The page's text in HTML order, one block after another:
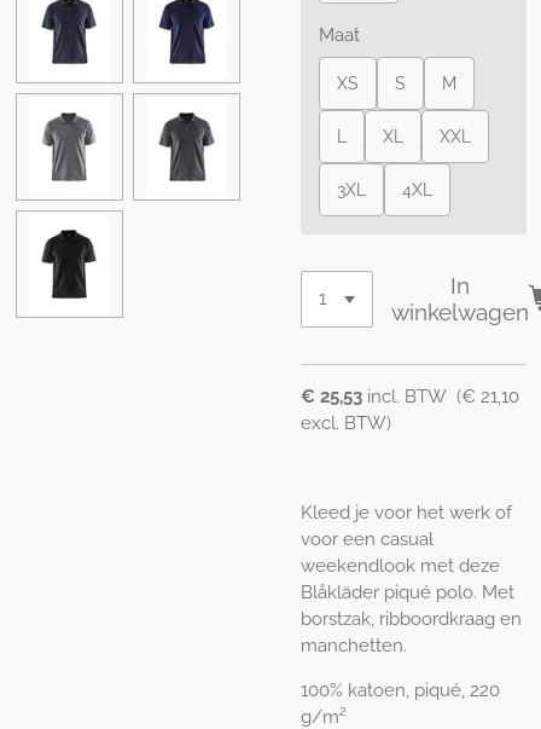
Maat
XS S M
L XL XXL
3XL 4XL
In
winkelwagen
€ 25,53 incl. BTW (€ 21,10
excl. BTW)
Kleed je voor het werk of
voor een casual
weekendlook met deze
Blåkläder piqué polo. Met
borstzak, ribboordkraag en
manchetten.
100% katoen, piqué, 220
g/m²